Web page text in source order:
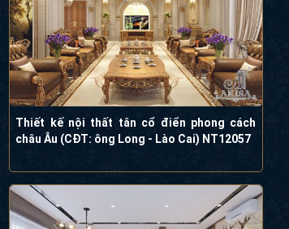
Thiết kế nội thất tân cổ điển phong cách
châu Âu (CĐT: ông Long - Lào Cai) NT12057